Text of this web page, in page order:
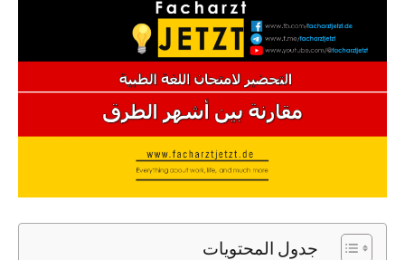
جدول المحتويات